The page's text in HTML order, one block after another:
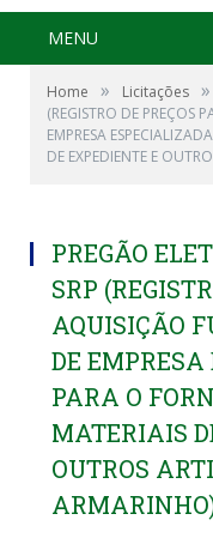
MENU
Home » Licitações »
(REGISTRO DE PREÇOS
EMPRESA
DE EXPEDIENTE E
PREGÃO
SRP
AQUISIÇÃO
DE
PARA O
MATERIAIS
OUTROS